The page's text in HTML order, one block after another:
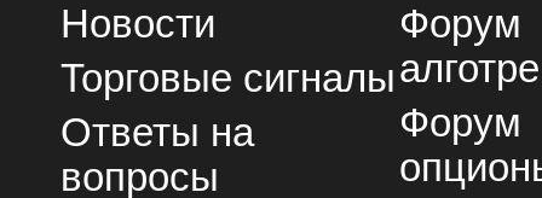
Новости
Торговые сигналы
Ответы на
вопросы
Форум
Форум